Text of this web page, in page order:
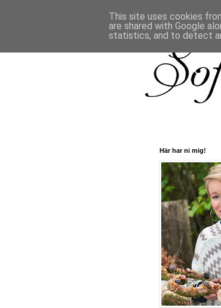
Här har ni mig!
This site uses cookies
are shared with Google
statistics, and to detect